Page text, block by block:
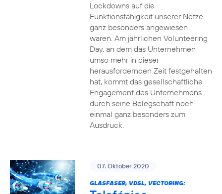
Lockdowns auf die
Funktionsfähigkeit unserer Netze
ganz besonders angewiesen
waren. Am jährlichen Volunteering
Day, an dem das Unternehmen
umso mehr in dieser
herausfordernden Zeit festgehalten
hat, kommt das gesellschaftliche
Engagement des Unternehmens
durch seine Belegschaft noch
einmal ganz besonders zum
Ausdruck.
07. Oktober 2020
GLASFASER, VDSL, VECTORING: